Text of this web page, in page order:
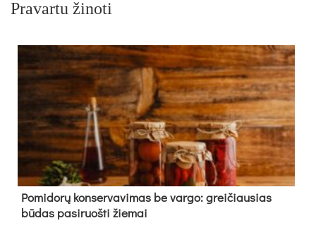
Pravartu žinoti
Pomidorų konservavimas be vargo: greičiausias
būdas pasiruošti žiemai